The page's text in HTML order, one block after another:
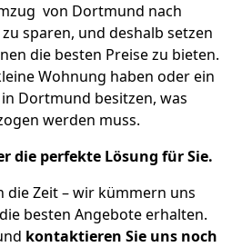
von Dortmund nach
sparen, und deshalb setzen
die besten Preise zu bieten.
Wohnung haben oder ein
Dortmund besitzen, was
werden muss.
die perfekte Lösung für Sie.
die Zeit – wir kümmern uns
besten Angebote erhalten.
kontaktieren Sie uns noch